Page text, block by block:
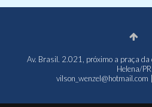
Av. Brasil. 2.021, próximo a praça
Helena/PR